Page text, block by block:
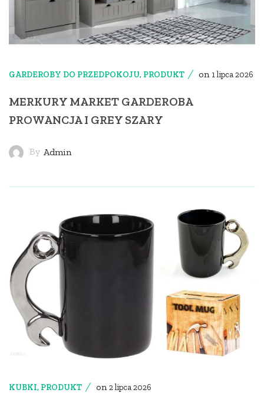
GARDEROBY DO PRZEDPOKOJU, PRODUKT on 1 lipca 2026
MERKURY MARKET GARDEROBA
PROWANCJA I GREY SZARY
By Admin
KUBKI, PRODUKT on 2 lipca 2026